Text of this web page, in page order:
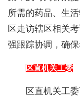
所需的药品、生
区走访辖区相关
强跟踪协调，确保
区直机关工委
区直机关工委